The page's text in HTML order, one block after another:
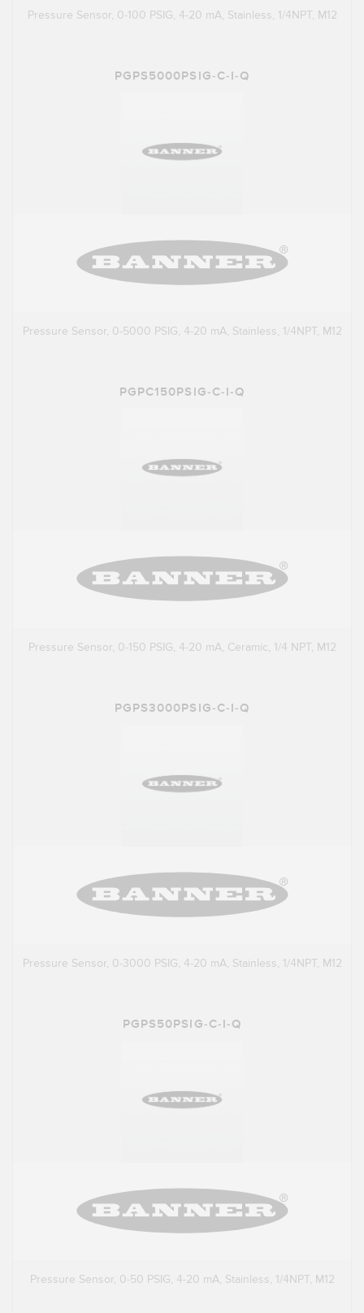
Pressure Sensor, 0-100 PSIG, 4-20 mA, Stainless, 1/4NPT, M12
PGPS5000PSIG-C-I-Q
Pressure Sensor, 0-5000 PSIG, 4-20 mA, Stainless, 1/4NPT, M12
PGPC150PSIG-C-I-Q
Pressure Sensor, 0-150 PSIG, 4-20 mA, Ceramic, 1/4 NPT, M12
PGPS3000PSIG-C-I-Q
Pressure Sensor, 0-3000 PSIG, 4-20 mA, Stainless, 1/4NPT, M12
PGPS50PSIG-C-I-Q
Pressure Sensor, 0-50 PSIG, 4-20 mA, Stainless, 1/4NPT, M12